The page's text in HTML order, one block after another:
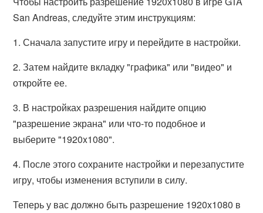
San Andreas, следуйте этим инструкциям:
1. Сначала запустите игру и перейдите в настройки.
2. Затем найдите вкладку "графика" или "видео" и
откройте ее.
3. В настройках разрешения найдите опцию
"разрешение экрана" или что-то подобное и
выберите "1920x1080".
4. После этого сохраните настройки и перезапустите
игру, чтобы изменения вступили в силу.
Теперь у вас должно быть разрешение 1920x1080 в